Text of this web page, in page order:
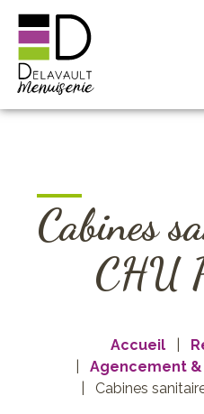
Cabines
CHU
Accueil
Agencement
Cabines